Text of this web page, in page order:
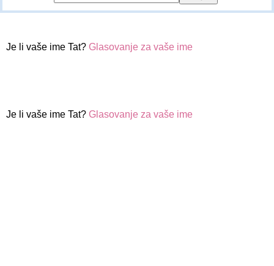
Je li vaše ime Tat? Glasovanje za vaše ime
Je li vaše ime Tat? Glasovanje za vaše ime